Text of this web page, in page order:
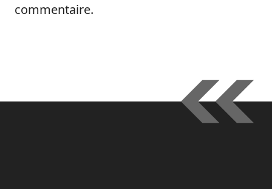
commentaire.